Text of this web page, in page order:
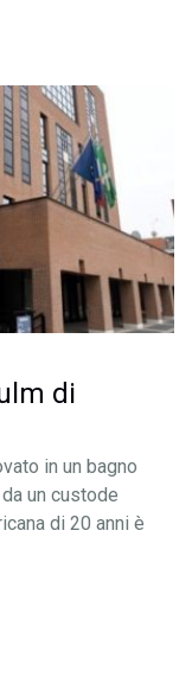
di
in un bagno
un custode
di 20 anni è